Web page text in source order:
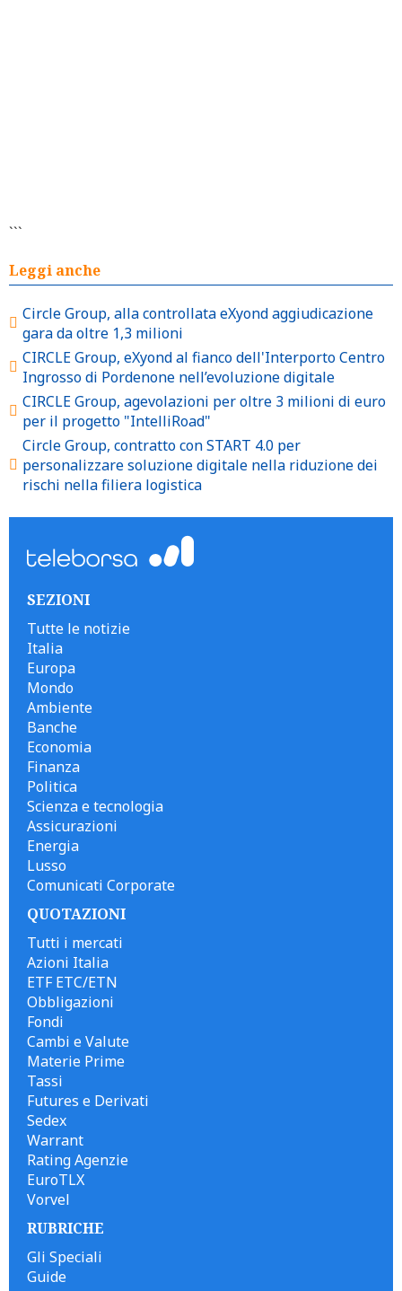
```
Leggi anche
Circle Group, alla controllata eXyond aggiudicazione
gara da oltre 1,3 milioni
CIRCLE Group, eXyond al fianco dell'Interporto Centro
Ingrosso di Pordenone nell’evoluzione digitale
CIRCLE Group, agevolazioni per oltre 3 milioni di euro
per il progetto "IntelliRoad"
Circle Group, contratto con START 4.0 per
personalizzare soluzione digitale nella riduzione dei
rischi nella filiera logistica
SEZIONI
Tutte le notizie
Italia
Europa
Mondo
Ambiente
Banche
Economia
Finanza
Politica
Scienza e tecnologia
Assicurazioni
Energia
Lusso
Comunicati Corporate
QUOTAZIONI
Tutti i mercati
Azioni Italia
ETF ETC/ETN
Obbligazioni
Fondi
Cambi e Valute
Materie Prime
Tassi
Futures e Derivati
Sedex
Warrant
Rating Agenzie
EuroTLX
Vorvel
RUBRICHE
Gli Speciali
Guide